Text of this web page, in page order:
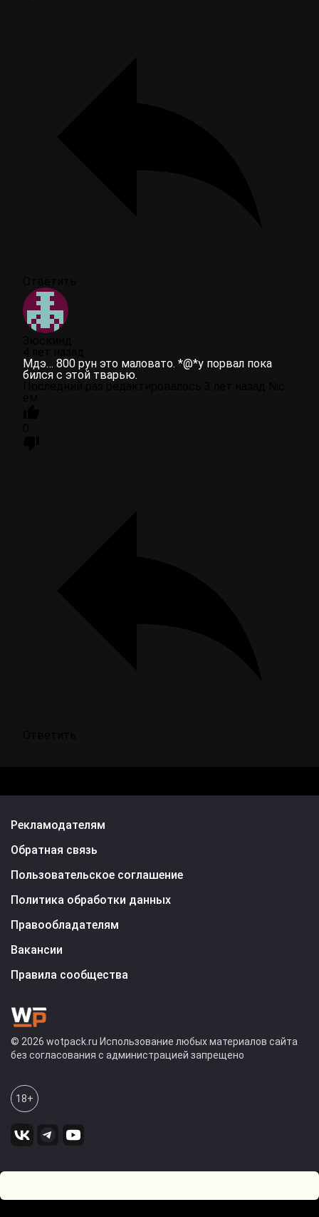
Мдэ… 800 рун это маловато. *@*у порвал пока
бился с этой тварью.
Рекламодателям
Обратная связь
Пользовательское соглашение
Политика обработки данных
Правообладателям
Вакансии
Правила сообщества
© 2026 wotpack.ru Использование любых материалов сайта
без согласования с администрацией запрещено
18+